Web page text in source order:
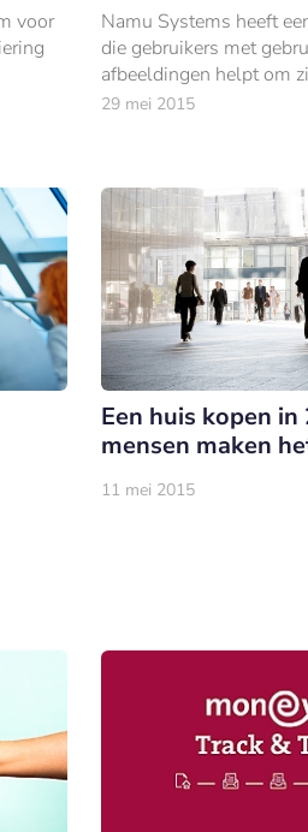
voor
Namu Systems heeft
die gebruikers met
afbeeldingen helpt om
waar zij hun geld aan
29 mei 2015
Een huis kopen in
mensen maken
11 mei 2015